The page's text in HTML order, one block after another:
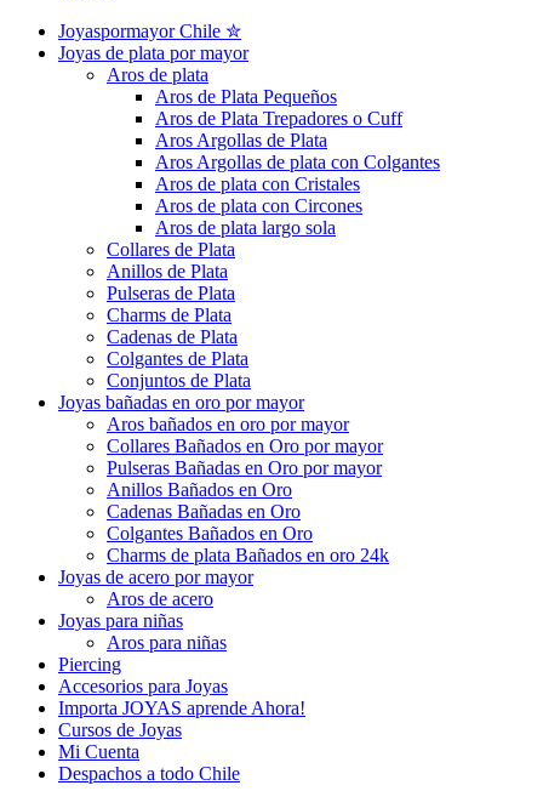
Joyaspormayor Chile ✮
Joyas de plata por mayor
Aros de plata
Aros de Plata Pequeños
Aros de Plata Trepadores o Cuff
Aros Argollas de Plata
Aros Argollas de plata con Colgantes
Aros de plata con Cristales
Aros de plata con Circones
Aros de plata largo sola
Collares de Plata
Anillos de Plata
Pulseras de Plata
Charms de Plata
Cadenas de Plata
Colgantes de Plata
Conjuntos de Plata
Joyas bañadas en oro por mayor
Aros bañados en oro por mayor
Collares Bañados en Oro por mayor
Pulseras Bañadas en Oro por mayor
Anillos Bañados en Oro
Cadenas Bañadas en Oro
Colgantes Bañados en Oro
Charms de plata Bañados en oro 24k
Joyas de acero por mayor
Aros de acero
Joyas para niñas
Aros para niñas
Piercing
Accesorios para Joyas
Importa JOYAS aprende Ahora!
Cursos de Joyas
Mi Cuenta
Despachos a todo Chile